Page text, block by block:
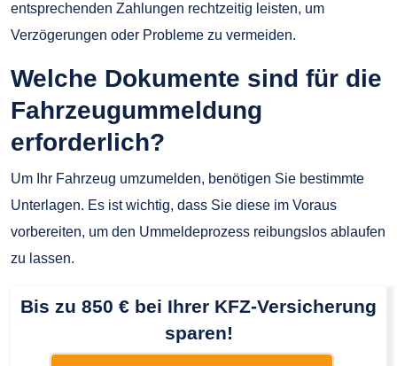
entsprechenden Zahlungen rechtzeitig leisten, um
Verzögerungen oder Probleme zu vermeiden.
Welche Dokumente sind für die
Fahrzeugummeldung
erforderlich?
Um Ihr Fahrzeug umzumelden, benötigen Sie bestimmte
Unterlagen. Es ist wichtig, dass Sie diese im Voraus
vorbereiten, um den Ummeldeprozess reibungslos ablaufen
zu lassen.
Bis zu 850 € bei Ihrer KFZ-Versicherung
sparen!